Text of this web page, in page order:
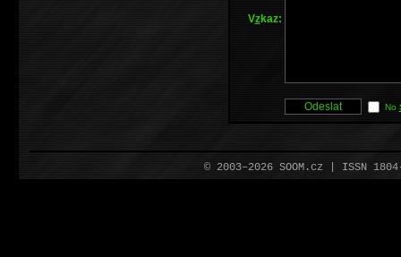
Vzkaz:
No
© 2003–2026 SOOM.cz | ISSN